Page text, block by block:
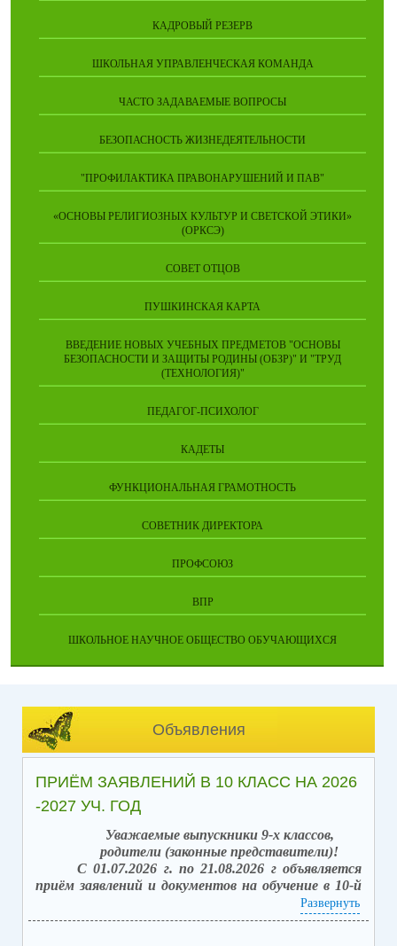
КАДРОВЫЙ РЕЗЕРВ
ШКОЛЬНАЯ УПРАВЛЕНЧЕСКАЯ КОМАНДА
ЧАСТО ЗАДАВАЕМЫЕ ВОПРОСЫ
БЕЗОПАСНОСТЬ ЖИЗНЕДЕЯТЕЛЬНОСТИ
"ПРОФИЛАКТИКА ПРАВОНАРУШЕНИЙ И ПАВ"
«ОСНОВЫ РЕЛИГИОЗНЫХ КУЛЬТУР И СВЕТСКОЙ ЭТИКИ»
(ОРКСЭ)
СОВЕТ ОТЦОВ
ПУШКИНСКАЯ КАРТА
ВВЕДЕНИЕ НОВЫХ УЧЕБНЫХ ПРЕДМЕТОВ "ОСНОВЫ
БЕЗОПАСНОСТИ И ЗАЩИТЫ РОДИНЫ (ОБЗР)" И "ТРУД
(ТЕХНОЛОГИЯ)"
ПЕДАГОГ-ПСИХОЛОГ
КАДЕТЫ
ФУНКЦИОНАЛЬНАЯ ГРАМОТНОСТЬ
СОВЕТНИК ДИРЕКТОРА
ПРОФСОЮЗ
ВПР
ШКОЛЬНОЕ НАУЧНОЕ ОБЩЕСТВО ОБУЧАЮЩИХСЯ
Объявления
ПРИЁМ ЗАЯВЛЕНИЙ В 10 КЛАСС НА 2026
-2027 УЧ. ГОД
Уважаемые выпускники 9-х классов,
родители (законные представители)!
С 01.07.2026 г. по 21.08.2026 г объявляется
приём заявлений и документов на обучение в 10-й
класс (после получения аттестата об основном
общем образовании).
Развернуть